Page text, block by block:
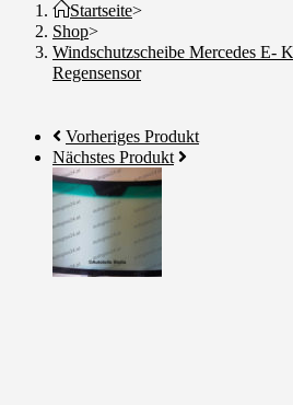
Startseite>
Shop>
Windschutzscheibe Mercedes E-
Regensensor
Vorheriges Produkt
Nächstes Produkt